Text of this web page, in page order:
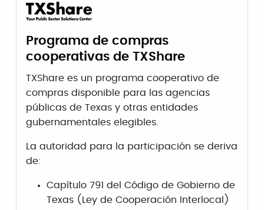
Programa de compras
cooperativas de TXShare
TXShare es un programa cooperativo de
compras disponible para las agencias
públicas de Texas y otras entidades
gubernamentales elegibles.
La autoridad para la participación se deriva
de:
Capítulo 791 del Código de Gobierno de
Texas (Ley de Cooperación Interlocal)